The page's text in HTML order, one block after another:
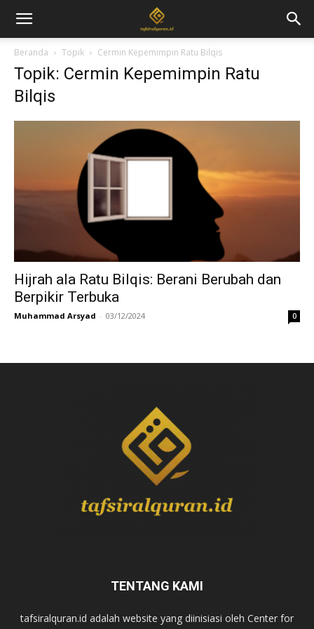
Beranda Topik Cermin Kepemimpin Ratu Bilqis
Topik: Cermin Kepemimpin Ratu
Bilqis
Hijrah ala Ratu Bilqis: Berani Berubah dan
Berpikir Terbuka
Muhammad Arsyad - 03/12/2024 0
TENTANG KAMI
tafsiralquran.id adalah website yang diinisiasi oleh Center for